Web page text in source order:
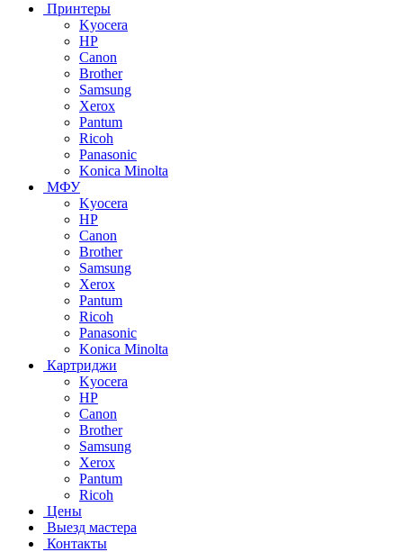
Принтеры
Kyocera
HP
Canon
Brother
Samsung
Xerox
Pantum
Ricoh
Panasonic
Konica Minolta
МФУ
Kyocera
HP
Canon
Brother
Samsung
Xerox
Pantum
Ricoh
Panasonic
Konica Minolta
Картриджи
Kyocera
HP
Canon
Brother
Samsung
Xerox
Pantum
Ricoh
Цены
Выезд мастера
Контакты